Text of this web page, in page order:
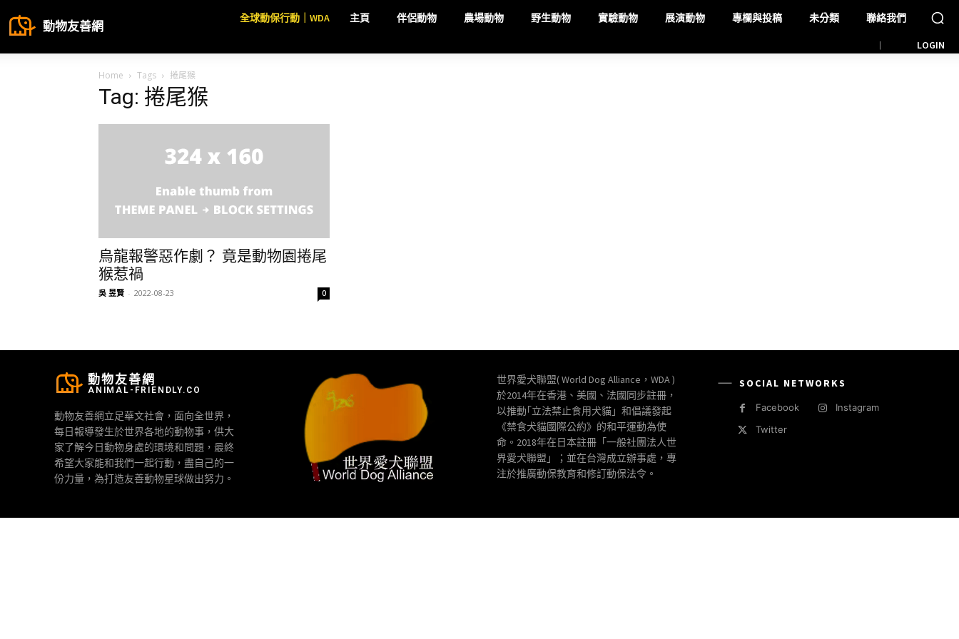
動物友善網
全球動保行動｜WDA 主頁 伴侶動物 農場動物 野生動物 實驗動物 展演動物 專欄與投稿 未分類 聯絡我們
LOGIN
Home Tags 捲尾猴
Tag: 捲尾猴
烏龍報警惡作劇？ 竟是動物園捲尾
猴惹禍
吳 昱賢 - 2022-08-23 0
動物友善網
ANIMAL-FRIENDLY.CO
動物友善網立足華文社會，面向全世界，
每日報導發生於世界各地的動物事，供大
家了解今日動物身處的環境和問題，最終
希望大家能和我們一起行動，盡自己的一
份力量，為打造友善動物星球做出努力。
世界愛犬聯盟( World Dog Alliance，WDA )
於2014年在香港、美國、法國同步註冊，
以推動｢立法禁止食用犬貓」和倡議發起
《禁食犬貓國際公約》的和平運動為使
命。2018年在日本註冊「一般社團法人世
界愛犬聯盟」；並在台灣成立辦事處，專
注於推廣動保教育和修訂動保法令。
SOCIAL NETWORKS
Facebook
Instagram
Twitter